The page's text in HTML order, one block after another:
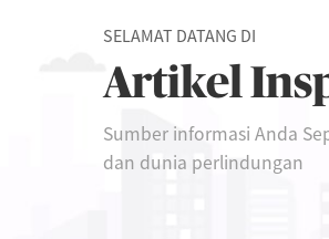
SELAMAT DATANG DI
Artikel
Sumber informasi Anda
dan dunia perlindungan